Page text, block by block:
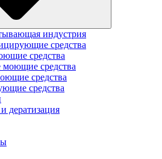
индустрия
средства
средства
средства
средства
средства
дератизация